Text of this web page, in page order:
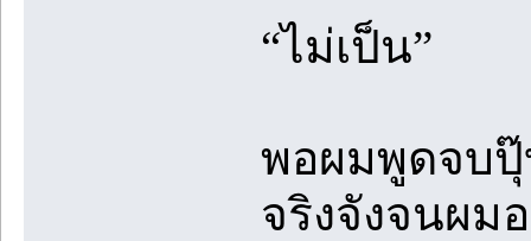
“ไม่เป็น”
พอผมพูดจบ
จริงจังจนผม